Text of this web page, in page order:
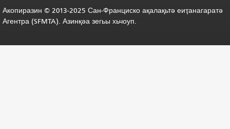
Акопиразин © 2013-2025 Сан-Франциско ақалақьтә еиҭанагаратә
Агентра (SFMTA). Азинқәа зегьы хьчоуп.